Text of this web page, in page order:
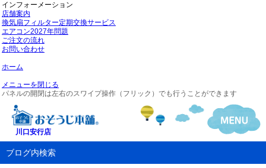
インフォーメーション
店舗案内
換気扇フィルター定期交換サービス
エアコン2027年問題
ご注文の流れ
お問い合わせ
ホーム
メニューを閉じる
パネルの開閉は左右のスワイプ操作（フリック）でも行うことができます
川口安行店
ブログ内検索